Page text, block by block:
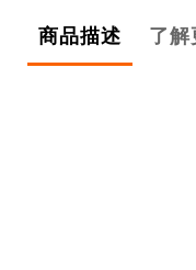
商品描述 了解